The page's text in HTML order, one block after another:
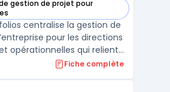
gestion de projet pour
Portfolios dans cette catégorie
centralise la gestion de
pour les directions
opérationnelles qui relient
financier, ressources
Fiche complète